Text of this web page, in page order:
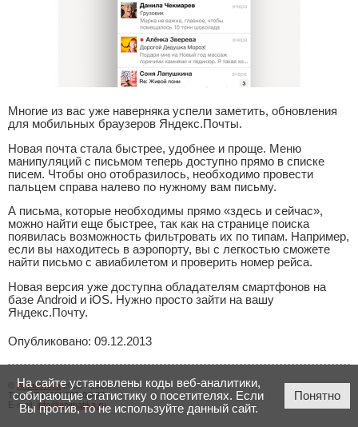
Многие из вас уже наверняка успели заметить, обновления
для мобильных браузеров Яндекс.Почты.
Новая почта стала быстрее, удобнее и проще. Меню
манипуляций с письмом теперь доступно прямо в списке
писем. Чтобы оно отобразилось, необходимо провести
пальцем справа налево по нужному вам письму.
А письма, которые необходимы прямо «здесь и сейчас»,
можно найти еще быстрее, так как на странице поиска
появилась возможность фильтровать их по типам. Например,
если вы находитесь в аэропорту, вы с легкостью сможете
найти письмо с авиабилетом и проверить номер рейса.
Новая версия уже доступна обладателям смартфонов на
базе Android и iOS. Нужно просто зайти на вашу
Яндекс.Почту.
Опубликовано: 09.12.2013
Аниматика2005 - 2026
Тел.:+7 (423) 206-00-23
E-mail: info@animatika.ru
На сайте установлены коды веб-аналитики,
собирающие статистику о посетителях. Если
Вы против, то не используйте данный сайт.
Понятно